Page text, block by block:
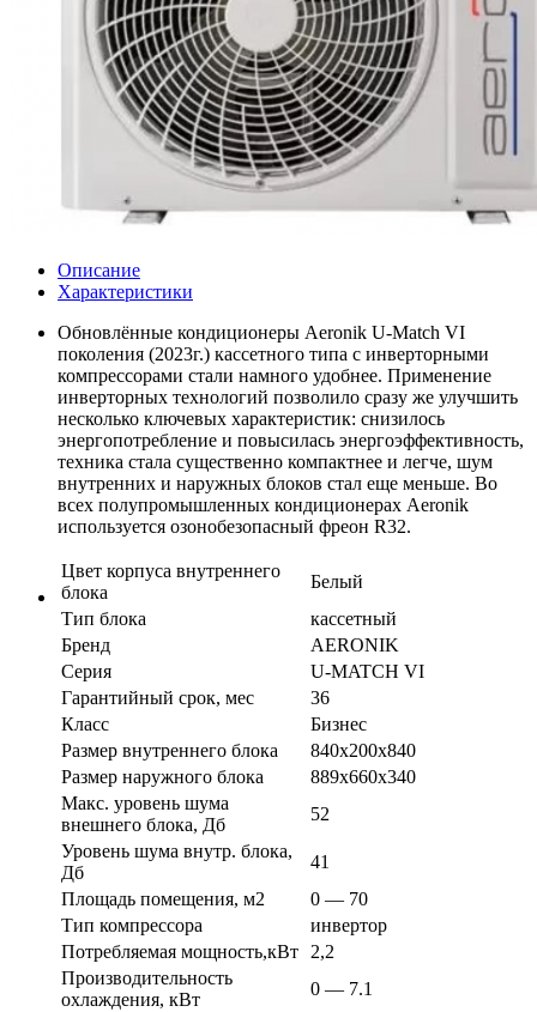
Описание
Характеристики
Обновлённые кондиционеры Aeronik U-Match VI
поколения (2023г.) кассетного типа с инверторными
компрессорами стали намного удобнее. Применение
инверторных технологий позволило сразу же улучшить
несколько ключевых характеристик: снизилось
энергопотребление и повысилась энергоэффективность,
техника стала существенно компактнее и легче, шум
внутренних и наружных блоков стал еще меньше. Во
всех полупромышленных кондиционерах Aeronik
используется озонобезопасный фреон R32.
Цвет корпуса внутреннего
блока
Белый
Тип блока
кассетный
Бренд
AERONIK
Серия
U-MATCH VI
Гарантийный срок, мес
36
Класс
Бизнес
Размер внутреннего блока
840х200х840
Размер наружного блока
889х660х340
Макс. уровень шума
внешнего блока, Дб
52
Уровень шума внутр. блока,
Дб
41
Площадь помещения, м2
0 — 70
Тип компрессора
инвертор
Потребляемая мощность,кВт
2,2
Производительность
охлаждения, кВт
0 — 7.1